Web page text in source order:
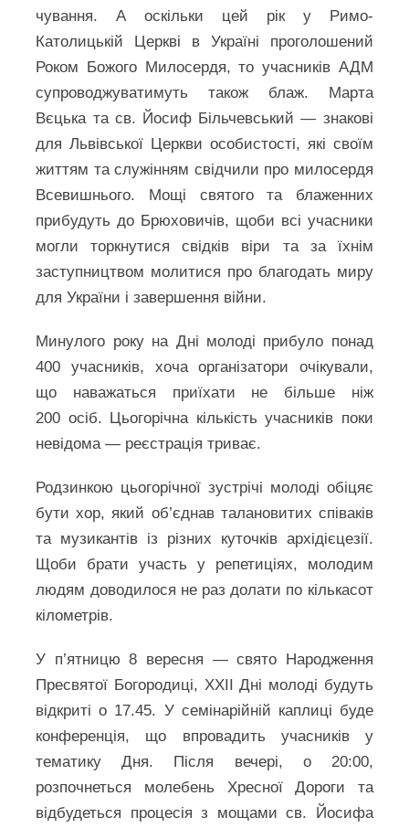
чування. А оскільки цей рік у Римо-
Католицькій Церкві в Україні проголошений
Роком Божого Милосердя, то учасників АДМ
супроводжуватимуть також блаж. Марта
Вєцька та св. Йосиф Більчевський — знакові
для Львівської Церкви особистості, які своїм
життям та служінням свідчили про милосердя
Всевишнього. Мощі святого та блаженних
прибудуть до Брюховичів, щоби всі учасники
могли торкнутися свідків віри та за їхнім
заступництвом молитися про благодать миру
для України і завершення війни.
Минулого року на Дні молоді прибуло понад
400 учасників, хоча організатори очікували,
що наважаться приїхати не більше ніж
200 осіб. Цьогорічна кількість учасників поки
невідома — реєстрація триває.
Родзинкою цьогорічної зустрічі молоді обіцяє
бути хор, який об’єднав талановитих співаків
та музикантів із різних куточків архідієцезії.
Щоби брати участь у репетиціях, молодим
людям доводилося не раз долати по кількасот
кілометрів.
У п’ятницю 8 вересня — свято Народження
Пресвятої Богородиці, ХХІІ Дні молоді будуть
відкриті о 17.45. У семінарійній каплиці буде
конференція, що впровадить учасників у
тематику Дня. Після вечері, о 20:00,
розпочнеться молебень Хресної Дороги та
відбудеться процесія з мощами св. Йосифа